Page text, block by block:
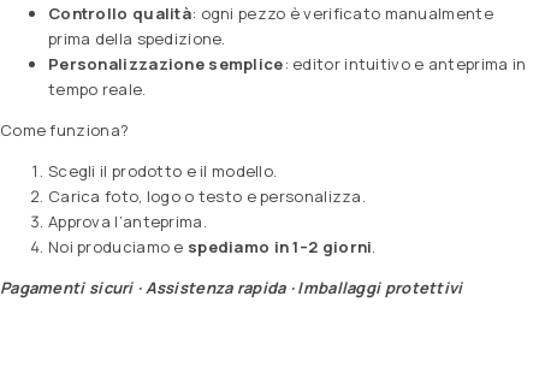
Controllo qualità: ogni pezzo è verificato manualmente
prima della spedizione.
Personalizzazione semplice: editor intuitivo e anteprima in
tempo reale.
Come funziona?
Scegli il prodotto e il modello.
Carica foto, logo o testo e personalizza.
Approva l’anteprima.
Noi produciamo e spediamo in 1–2 giorni.
Pagamenti sicuri · Assistenza rapida · Imballaggi protettivi